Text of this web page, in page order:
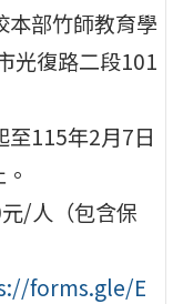
本部竹師教育學
光復路二段101
至115年2月7日
/人（包含保
forms.gle/E